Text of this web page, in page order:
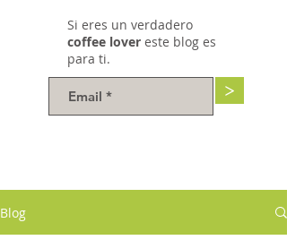
Si eres un verdadero
coffee lover este blog es
para ti.
>
Blog